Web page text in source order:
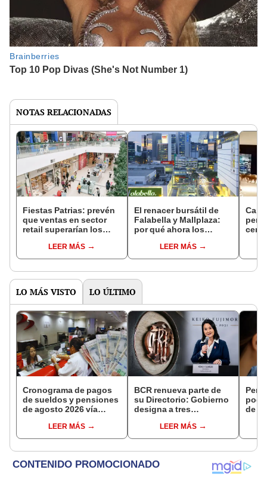
NOTAS RELACIONADAS
Fiestas Patrias: prevén
que ventas en sector
retail superarían los
LEER MÁS
El renacer bursátil de
Falabella y Mallplaza:
por qué ahora los
“compra”LEER MÁS
el
LO MÁS VISTO LO ÚLTIMO
Cronograma de pagos
de sueldos y pensiones
de agosto 2026 vía
conoce las fechas de
depósito
LEER MÁS
BCR renueva parte de
su Directorio: Gobierno
designa a tres
EjecutivoLEER MÁS
de